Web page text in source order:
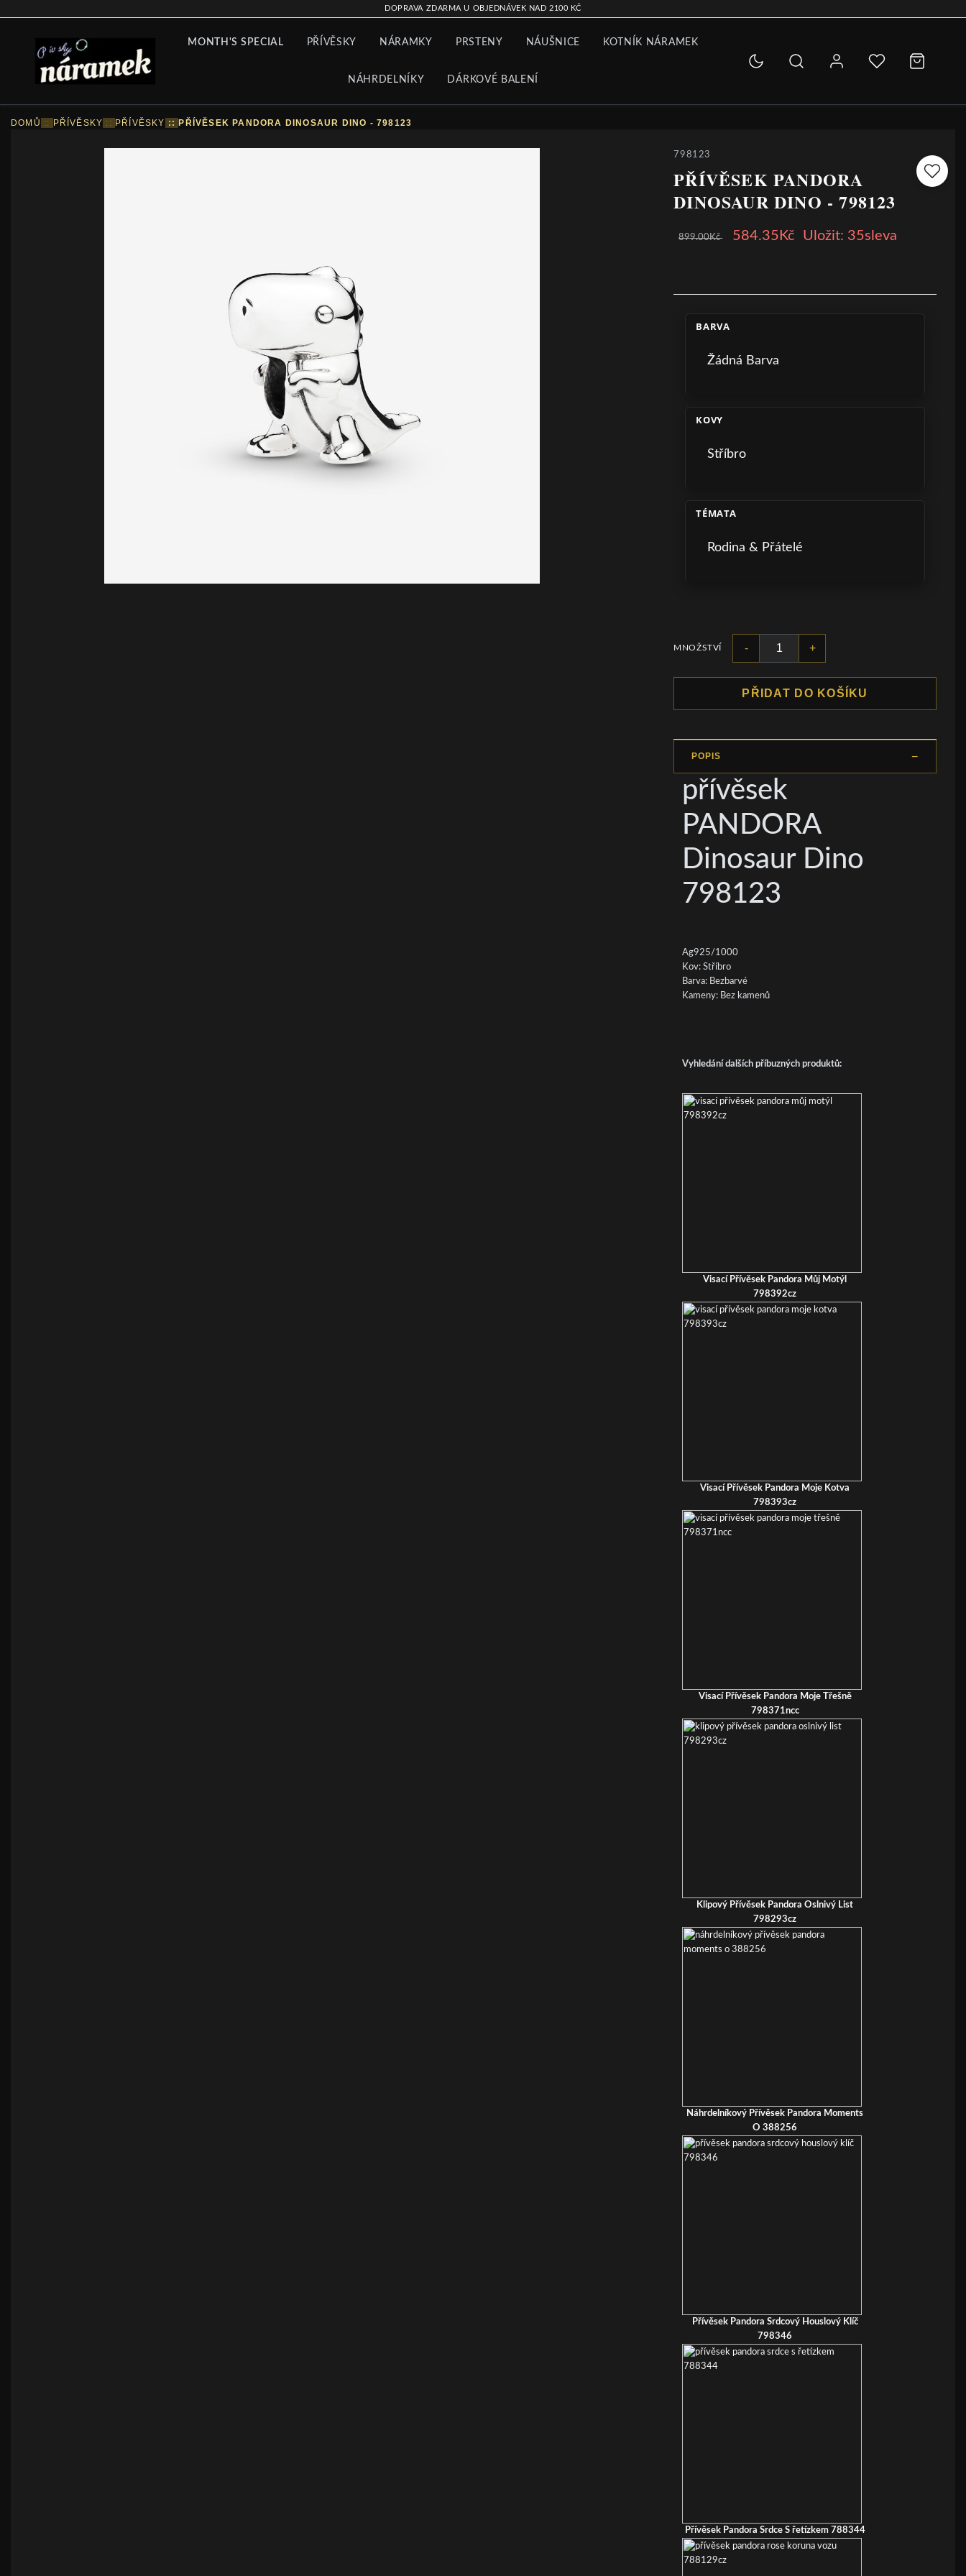
DOPRAVA ZDARMA U OBJEDNÁVEK NAD 2100 KČ
MONTH'S SPECIAL PŘÍVĚSKY NÁRAMKY PRSTENY NÁUŠNICE KOTNÍK NÁRAMEK
NÁHRDELNÍKY DÁRKOVÉ BALENÍ
DOMŮ :: PŘÍVĚSKY :: PŘÍVĚSKY :: PŘÍVĚSEK PANDORA DINOSAUR DINO - 798123
798123
PŘÍVĚSEK PANDORA
DINOSAUR DINO - 798123
899.00Kč 584.35Kč Uložit: 35sleva
BARVA
Žádná Barva
KOVY
Stříbro
TÉMATA
Rodina & Přátelé
MNOŽSTVÍ - +
PŘIDAT DO KOŠÍKU
POPIS
přívěsek
PANDORA
Dinosaur Dino
798123
Ag925/1000
Kov: Stříbro
Barva: Bezbarvé
Kameny: Bez kamenů
Vyhledání dalších příbuzných produktů:
Visací Přívěsek Pandora Můj Motýl
798392cz
Visací Přívěsek Pandora Moje Kotva
798393cz
Visací Přívěsek Pandora Moje Třešně
798371ncc
Klipový Přívěsek Pandora Oslnivý List
798293cz
Náhrdelníkový Přívěsek Pandora Moments
O 388256
Přívěsek Pandora Srdcový Houslový Klíč
798346
Přívěsek Pandora Srdce S řetízkem 788344